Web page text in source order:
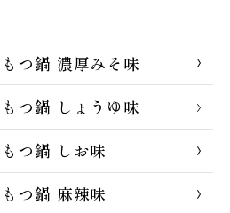
もつ鍋 濃厚みそ味
もつ鍋 しょうゆ味
もつ鍋 しお味
もつ鍋 麻辣味